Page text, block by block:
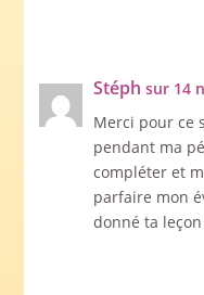
Stéph sur 14
Merci pour ce
pendant ma
compléter et
parfaire mon
donné ta